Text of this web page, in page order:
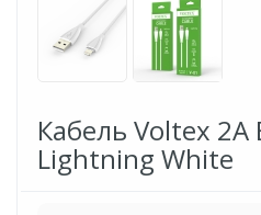
Кабель Voltex 2A
Lightning White